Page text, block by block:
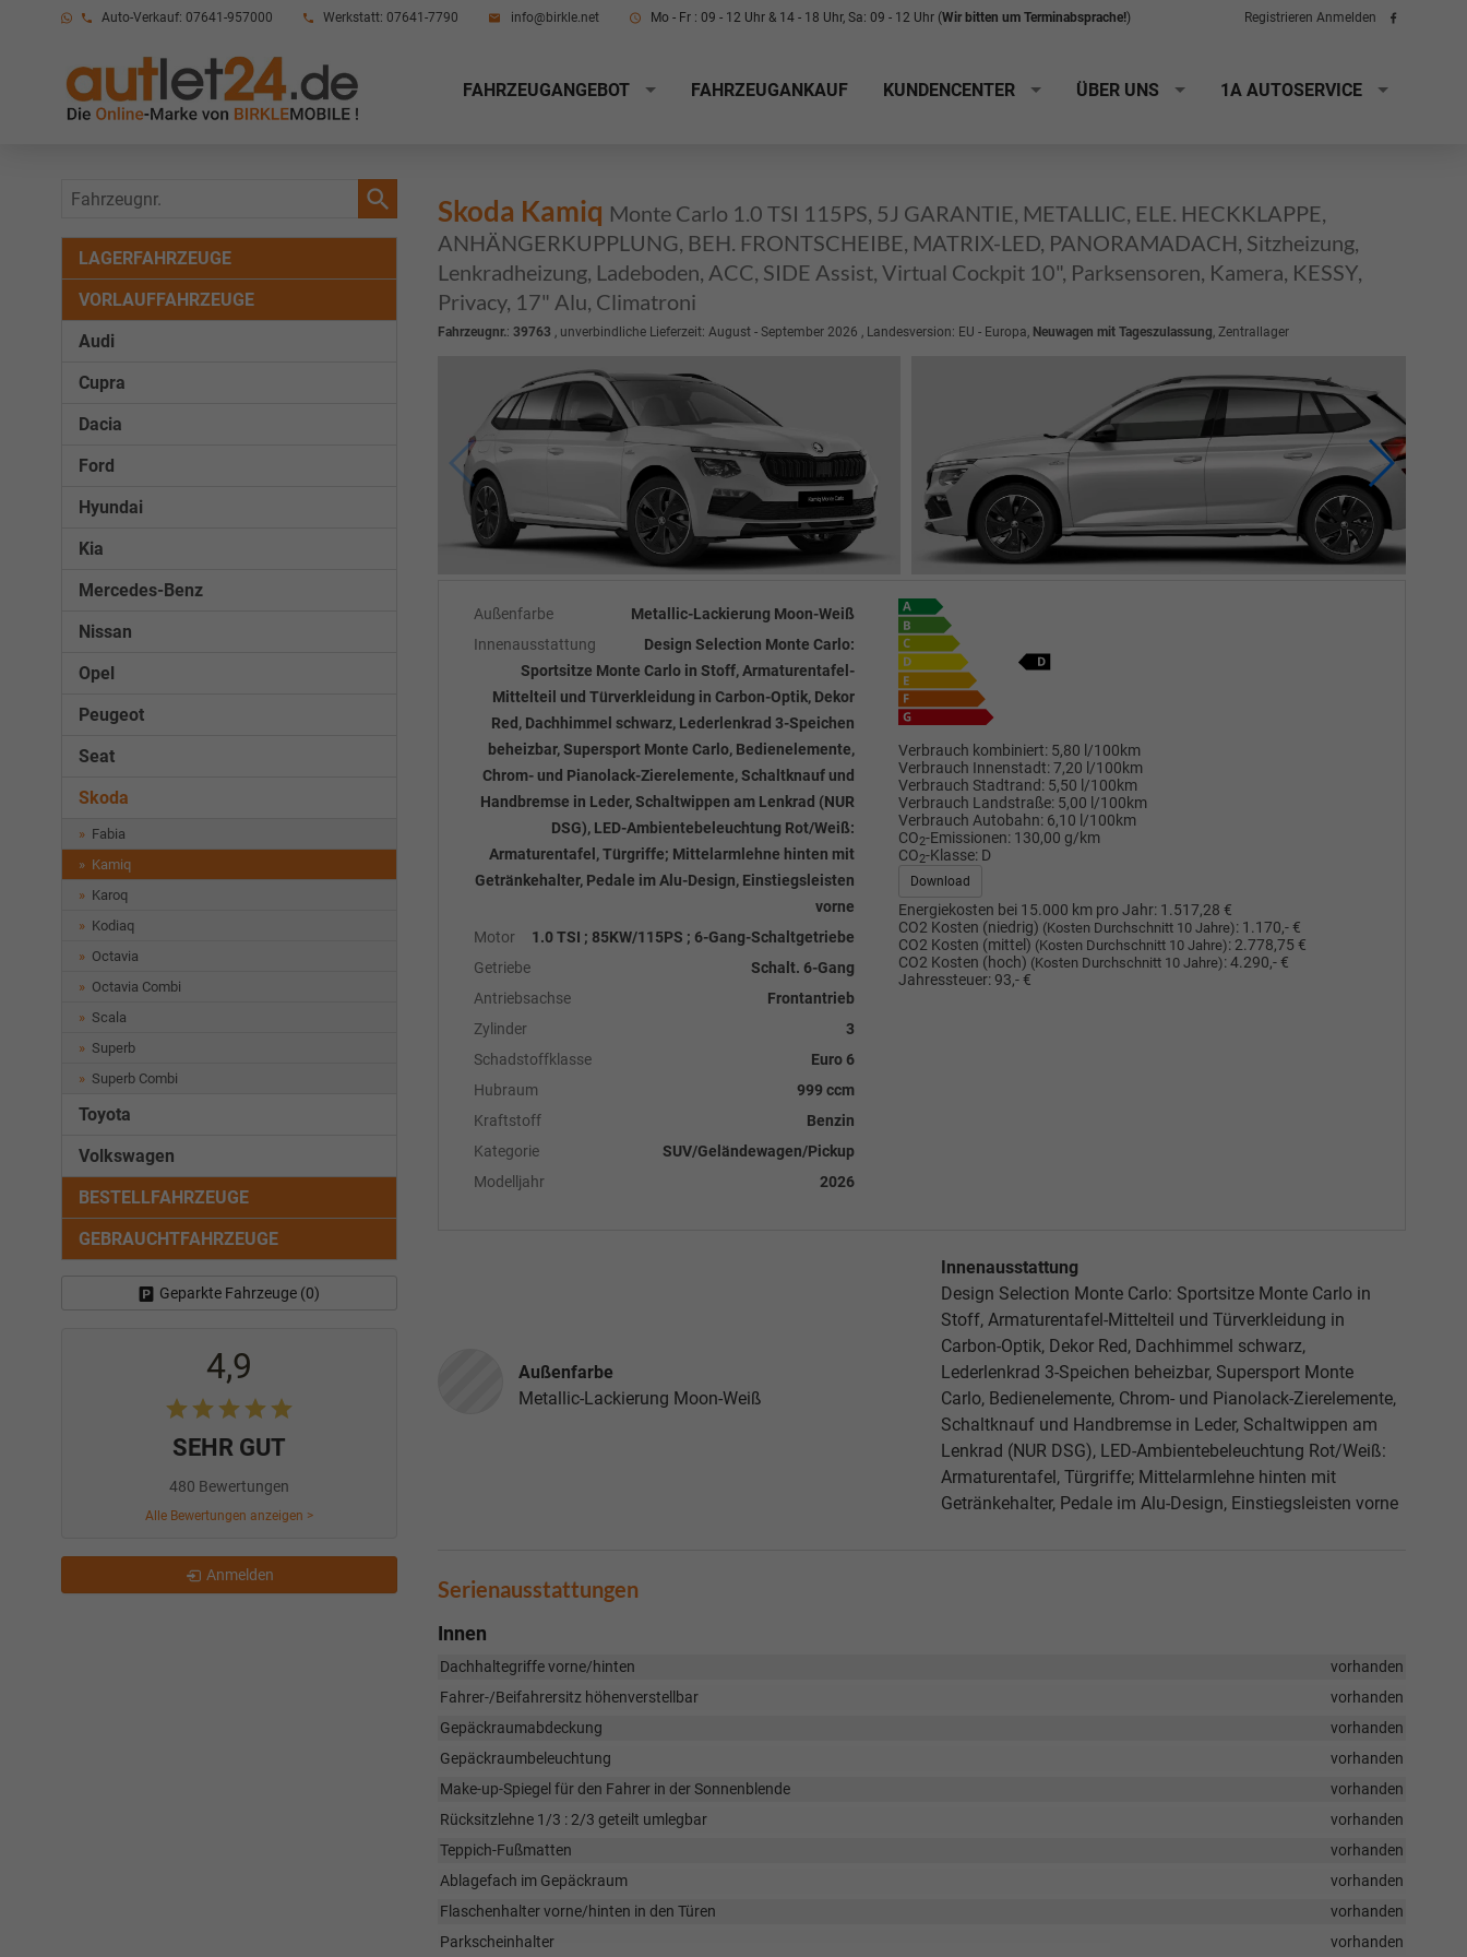
Auto-Verkauf: 07641-957000 Werkstatt: 07641-7790 info@birkle.net Mo - Fr : 09 - 12 Uhr & 14 - 18 Uhr, Sa: 09 - 12 Uhr (Wir bitten um Terminabsprache!) Registrieren Anmelden
Folge
FAHRZEUGANGEBOT FAHRZEUGANKAUF KUNDENCENTER ÜBER UNS 1A AUTOSERVICE
Skoda Kamiq Monte Carlo 1.0 TSI 115PS, 5J GARANTIE, METALLIC, ELE. HECKKLAPPE,
ANHÄNGERKUPPLUNG, BEH. FRONTSCHEIBE, MATRIX-LED, PANORAMADACH, Sitzheizung,
Lenkradheizung, Ladeboden, ACC, SIDE Assist, Virtual Cockpit 10", Parksensoren, Kamera, KESSY,
Privacy, 17" Alu, Climatroni
Fahrzeugnr.: 39763 , unverbindliche Lieferzeit: August - September 2026 , Landesversion: EU - Europa, Neuwagen mit Tageszulassung, Zentrallager
Außenfarbe
Metallic-Lackierung Moon-Weiß
Innenausstattung
Design Selection Monte Carlo:
Sportsitze Monte Carlo in Stoff, Armaturentafel-
Mittelteil und Türverkleidung in Carbon-Optik, Dekor
Red, Dachhimmel schwarz, Lederlenkrad 3-Speichen
beheizbar, Supersport Monte Carlo, Bedienelemente,
Chrom- und Pianolack-Zierelemente, Schaltknauf und
Handbremse in Leder, Schaltwippen am Lenkrad (NUR
DSG), LED-Ambientebeleuchtung Rot/Weiß:
Armaturentafel, Türgriffe; Mittelarmlehne hinten mit
Getränkehalter, Pedale im Alu-Design, Einstiegsleisten
vorne
Motor
1.0 TSI ; 85KW/115PS ; 6-Gang-Schaltgetriebe
Getriebe
Schalt. 6-Gang
Antriebsachse
Frontantrieb
Zylinder
3
Schadstoffklasse
Euro 6
Hubraum
999 ccm
Kraftstoff
Benzin
Kategorie
SUV/Geländewagen/Pickup
Modelljahr
2026
Verbrauch kombiniert: 5,80 l/100km
Verbrauch Innenstadt:7,20 l/100km
Verbrauch Stadtrand: 5,50 l/100km
Verbrauch Landstraße: 5,00 l/100km
Verbrauch Autobahn: 6,10 l/100km
CO2-Emissionen: 130,00 g/km
CO2-Klasse: D
Download
Energiekosten bei 15.000 km pro Jahr: 1.517,28 €
CO2 Kosten (niedrig) (Kosten Durchschnitt 10 Jahre): 1.170,- €
CO2 Kosten (mittel) (Kosten Durchschnitt 10 Jahre): 2.778,75 €
CO2 Kosten (hoch) (Kosten Durchschnitt 10 Jahre):4.290,- €
Jahressteuer: 93,- €
Außenfarbe
Metallic-Lackierung Moon-Weiß
Innenausstattung
Design Selection Monte Carlo: Sportsitze Monte Carlo in
Stoff, Armaturentafel-Mittelteil und Türverkleidung in
Carbon-Optik, Dekor Red, Dachhimmel schwarz,
Lederlenkrad 3-Speichen beheizbar, Supersport Monte
Carlo, Bedienelemente, Chrom- und Pianolack-Zierelemente,
Schaltknauf und Handbremse in Leder, Schaltwippen am
Lenkrad (NUR DSG), LED-Ambientebeleuchtung Rot/Weiß:
Armaturentafel, Türgriffe; Mittelarmlehne hinten mit
Getränkehalter, Pedale im Alu-Design, Einstiegsleisten vorne
Serienausstattungen
Innen
Dachhaltegriffe vorne/hinten
vorhanden
Fahrer-/Beifahrersitz höhenverstellbar
vorhanden
Gepäckraumabdeckung
vorhanden
Gepäckraumbeleuchtung
vorhanden
Make-up-Spiegel für den Fahrer in der Sonnenblende
vorhanden
Rücksitzlehne 1/3 : 2/3 geteilt umlegbar
vorhanden
Teppich-Fußmatten
vorhanden
Ablagefach im Gepäckraum
vorhanden
Flaschenhalter vorne/hinten in den Türen
vorhanden
Parkscheinhalter
vorhanden
Fahrzeugnr.
LAGERFAHRZEUGE
VORLAUFFAHRZEUGE
Audi
Cupra
Dacia
Ford
Hyundai
Kia
Mercedes-Benz
Nissan
Opel
Peugeot
Seat
Skoda
Fabia
Kamiq
Karoq
Kodiaq
Octavia
Octavia Combi
Scala
Superb
Superb Combi
Toyota
Volkswagen
BESTELLFAHRZEUGE
GEBRAUCHTFAHRZEUGE
Geparkte Fahrzeuge (0)
4,9
SEHR GUT
480 Bewertungen
Alle Bewertungen anzeigen >
Anmelden